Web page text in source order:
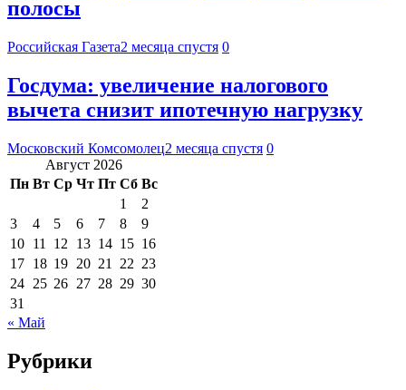
полосы
Российская Газета2 месяца спустя 0
Госдума: увеличение налогового
вычета снизит ипотечную нагрузку
Московский Комсомолец2 месяца спустя 0
Август 2026
Пн Вт Ср Чт Пт Сб Вс
1
2
3
4 5 6 7 8
9
10 11 12 13 14 15 16
17 18 19 20 21 22 23
24 25 26 27 28 29 30
31
« Май
Рубрики